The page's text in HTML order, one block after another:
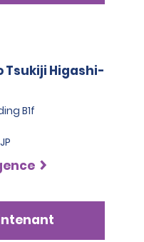
Tsukiji Higashi-
B1f